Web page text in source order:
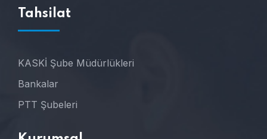
Tahsilat
KASKİ Şube Müdürlükleri
Bankalar
PTT Şubeleri